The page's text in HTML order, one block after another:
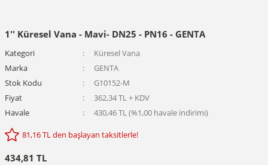
1'' Küresel Vana - Mavi- DN25 - PN16 - GENTA
Kategori
Küresel Vana
Marka
GENTA
Stok Kodu
G10152-M
Fiyat
362,34 TL + KDV
Havale
430,46 TL (%1,00 havale indirimi)
81,16 TL den başlayan taksitlerle!
434,81 TL